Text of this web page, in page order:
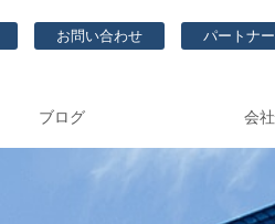
お問い合わせ パートナ
ブログ 会